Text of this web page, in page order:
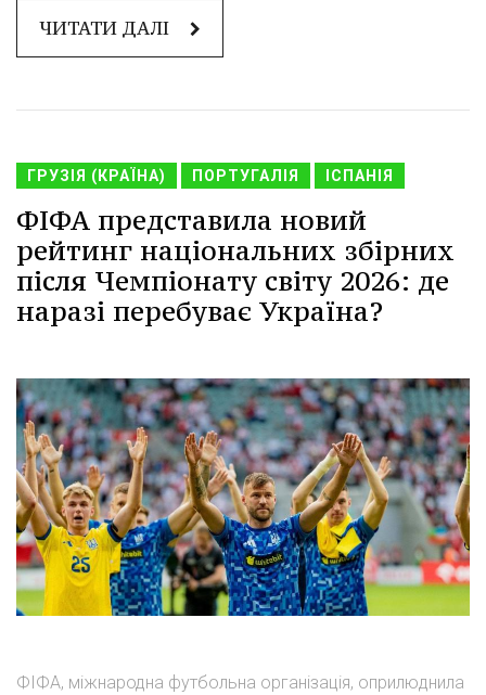
ЧИТАТИ ДАЛІ
ГРУЗІЯ (КРАЇНА) ПОРТУГАЛІЯ ІСПАНІЯ
ФІФА представила новий
рейтинг національних збірних
після Чемпіонату світу 2026: де
наразі перебуває Україна?
ФІФА, міжнародна футбольна організація, оприлюднила